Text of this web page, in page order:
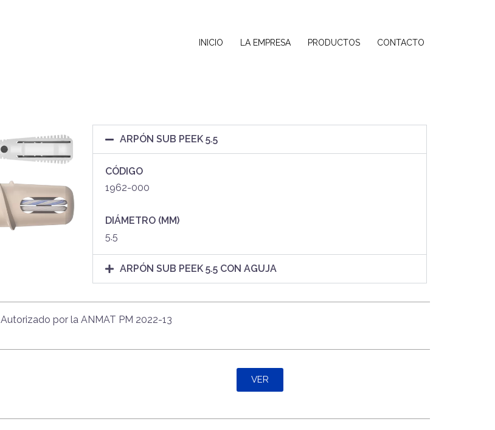
INICIO LA EMPRESA PRODUCTOS CONTACTO
ARPÓN SUB PEEK 5.5
CÓDIGO
1962-000
DIÁMETRO (MM)
5.5
ARPÓN SUB PEEK 5.5 CON AGUJA
Autorizado por la ANMAT PM 2022-13
VER